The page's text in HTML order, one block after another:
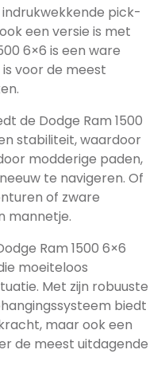
indrukwekkende pick-
een versie is met
6×6 is een ware
voor de meest
de Dodge Ram 1500
stabiliteit, waardoor
modderige paden,
te navigeren. Of
of zware
mannetje.
Ram 1500 6×6
moeiteloos
Met zijn robuuste
biedt
maar ook een
de meest uitdagende